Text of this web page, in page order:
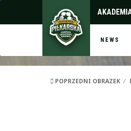
NEWS
POPRZEDNI OBRAZEK